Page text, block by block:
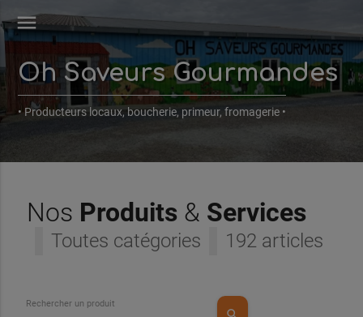
menu
Oh Saveurs Gourmandes
• Producteurs locaux, boucherie, primeur, fromagerie •
Nos Produits& Services
Toutes catégories 192 articles
Rechercher un produit